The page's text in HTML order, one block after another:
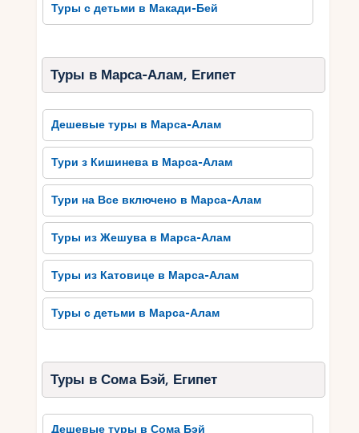
Таким образом, туры из Жешува в Египет, в
освоения и гастрономических удовольствий.
всех, кто хочет получить новый опыт и
насладиться красотой Красного моря.
Сома Бэй – райское место
для отдыха и релакса
Сома Бэй – райское место для отдыха и
релакса. Этот курорт, расположенный в Египте,
привлекает туристов своей непревзойденной
красотой и спокойствием. Многие посетители
выбирают Сома Бэй как идеальное место для
отдыха, поскольку здесь можно найти все
необходимое для полного расслабления.
Сома Бэй славится своими прекрасными
пляжами с белым песком и прозрачной водой.
Здесь можно насладиться солнечными лучами,
поплавать в теплом море или просто
Туры с детьми в Макади-Бей
Туры в Марса-Алам, Египет
Дешевые туры в Марса-Алам
Тури з Кишинева в Марса-Алам
Тури на Все включено в Марса-Алам
Туры из Жешува в Марса-Алам
Туры из Катовице в Марса-Алам
Туры с детьми в Марса-Алам
Туры в Сома Бэй, Египет
Дешевые туры в Сома Бэй